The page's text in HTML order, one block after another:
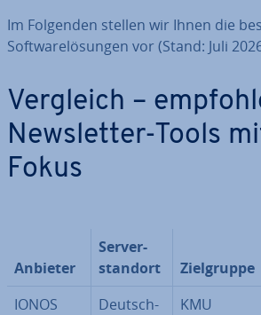
Im Folgenden stellen wir Ihnen die
Soft­ware­lö­sun­gen vor (Stand: Juli
Vergleich –
News­let­ter-Tools
Fokus
Anbieter
Ser­ver­
stand­ort
Ziel­grup­pe
IONOS
Deutsch­
KMU